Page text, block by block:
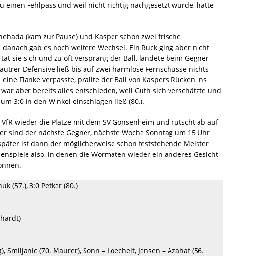
einen Fehlpass und weil nicht richtig nachgesetzt wurde, hatte
(kam zur Pause) und Kasper schon zwei frische
gab es noch weitere Wechsel. Ein Ruck ging aber nicht
sie sich und zu oft versprang der Ball, landete beim Gegner
Defensive ließ bis auf zwei harmlose Fernschüsse nichts
Flanke verpasste, prallte der Ball von Kaspers Rücken ins
aber bereits alles entschieden, weil Guth sich verschätzte und
3:0 in den Winkel einschlagen ließ (80.).
wieder die Plätze mit dem SV Gonsenheim und rutscht ab auf
sind der nächste Gegner, nächste Woche Sonntag um 15 Uhr
ist dann der möglicherweise schon feststehende Meister
also, in denen die Wormaten wieder ein anderes Gesicht
(57.), 3:0 Petker (80.)
Smiljanic (70. Maurer), Sonn – Loechelt, Jensen – Azahaf (56.